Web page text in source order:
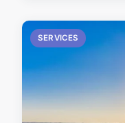
SERVICES